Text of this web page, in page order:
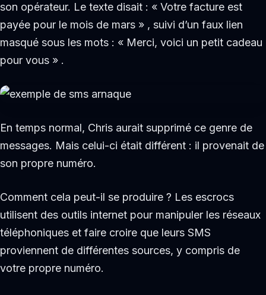
son opérateur. Le texte disait : « Votre facture est
payée pour le mois de mars » , suivi d’un faux lien
masqué sous les mots : « Merci, voici un petit cadeau
pour vous » .
En temps normal, Chris aurait supprimé ce genre de
messages. Mais celui-ci était différent : il provenait de
son propre numéro.
Comment cela peut-il se produire ? Les escrocs
utilisent des outils internet pour manipuler les réseaux
téléphoniques et faire croire que leurs SMS
proviennent de différentes sources, y compris de
votre propre numéro.